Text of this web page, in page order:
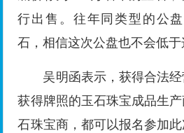
行出售。往年同类型的公
石，相信这次公盘也不会低于
吴明函表示，获得合法经
获得牌照的玉石珠宝成品生
石珠宝商，都可以报名参加